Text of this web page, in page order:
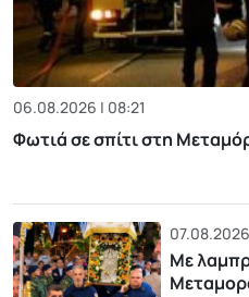
06.08.2026 | 08:21
Φωτιά σε σπίτι στη
Με